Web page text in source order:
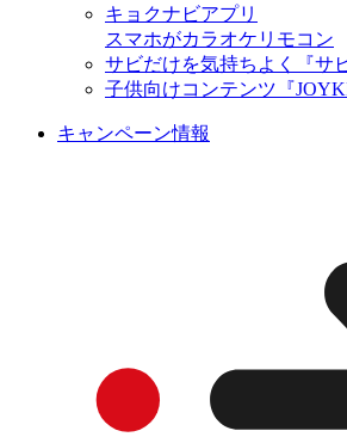
キョクナビアプリ
スマホがカラオケリモコン
サビだけを気持ちよく『サ
子供向けコンテンツ『
キャンペーン情報